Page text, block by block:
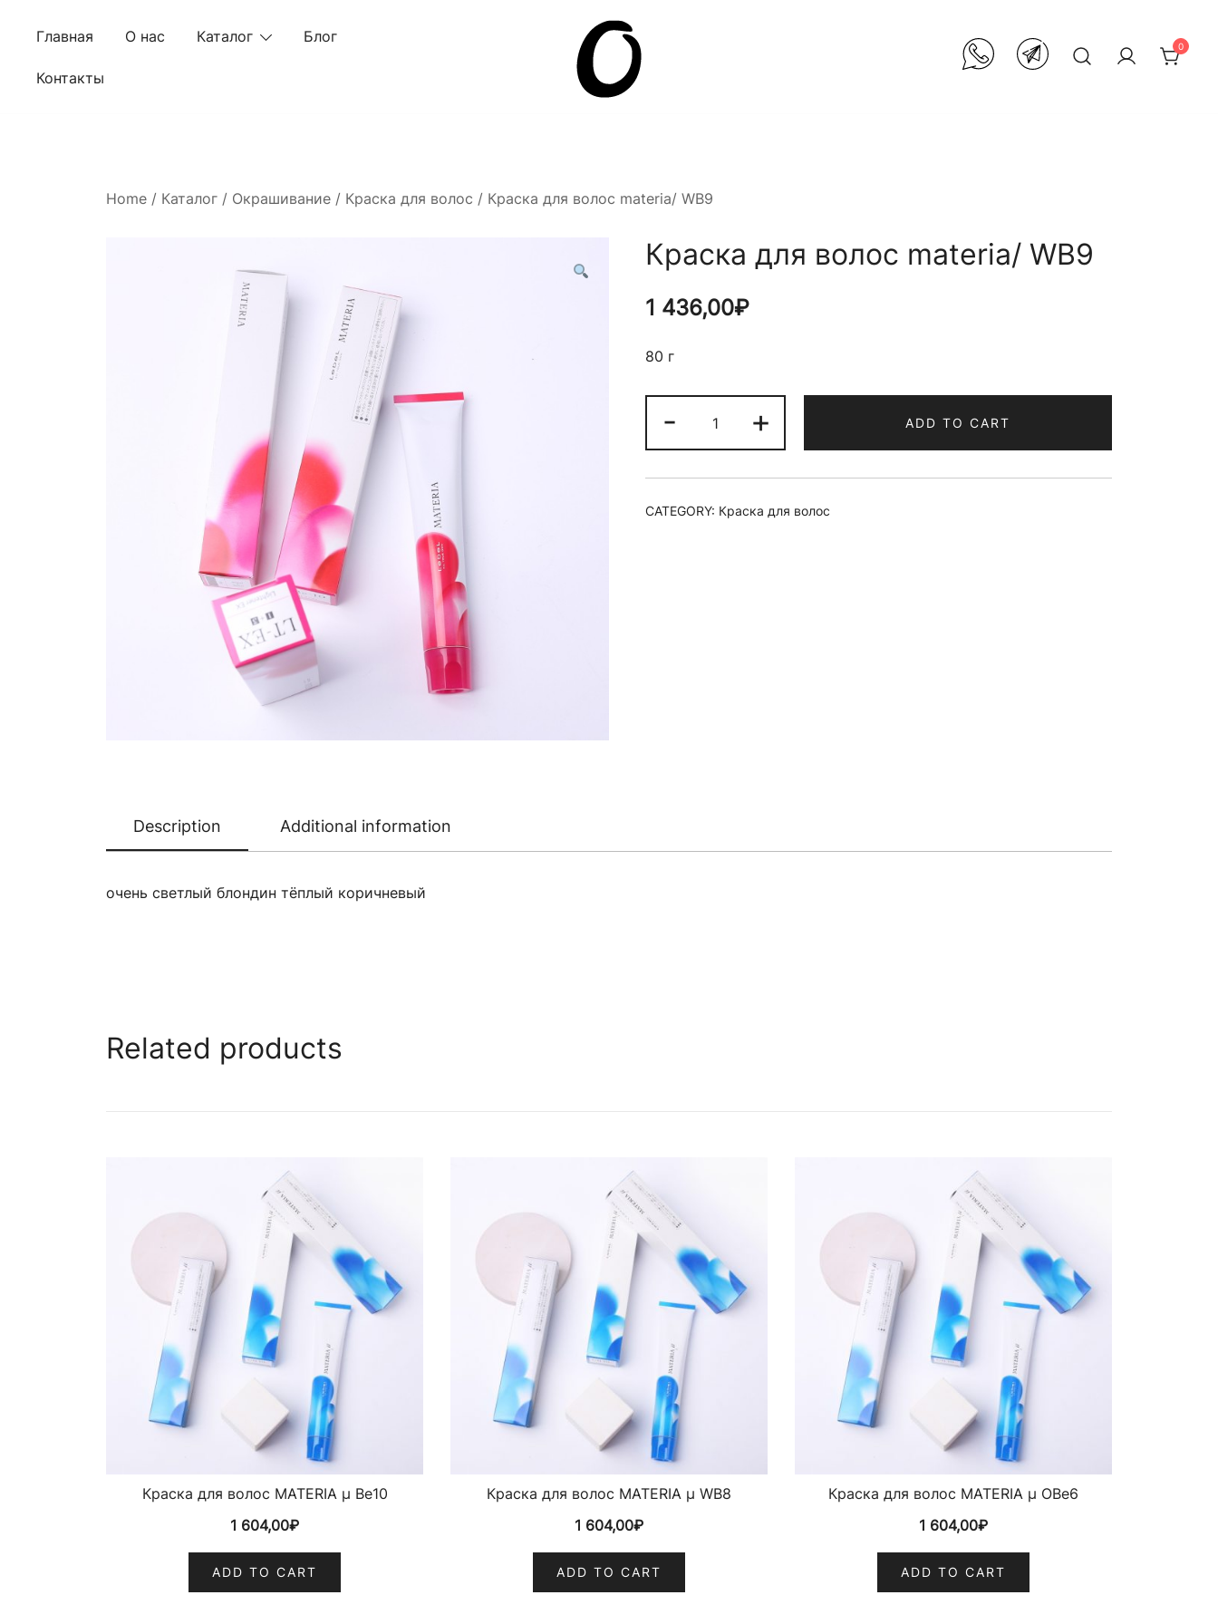
Главная О нас Каталог Блог
Контакты
0
Home / Каталог / Окрашивание / Краска для волос / Краска для волос materia/ WB9
Краска для волос materia/ WB9
1 436,00₽
80 г
-
для
волос
materia/
WB9
+ ADD TO CART
CATEGORY: Краска для волос
Description Additional information
очень светлый блондин тёплый коричневый
Related products
Краска для волос MATERIA µ Be10
1 604,00₽
ADD TO CART
Краска для волос MATERIA µ WB8
1 604,00₽
ADD TO CART
Краска для волос MATERIA µ OBe6
1 604,00₽
ADD TO CART